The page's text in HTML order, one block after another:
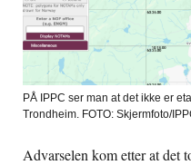
PÅ IPPC ser man at det ikke er
Trondheim. FOTO: Skjermfoto/
Advarselen kom etter at det